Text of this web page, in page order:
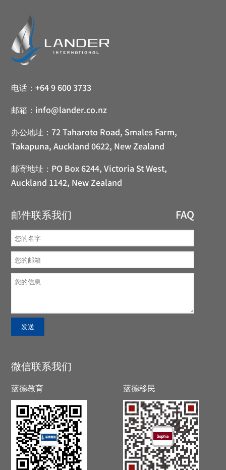
电话：+64 9 600 3733
邮箱： info@lander.co.nz
办公地址：72 Taharoto Road, Smales Farm,
Takapuna, Auckland 0622, New Zealand
邮寄地址： PO Box 6244, Victoria St West,
Auckland 1142, New Zealand
邮件联系我们 FAQ
微信联系我们
蓝德教育 蓝德移民